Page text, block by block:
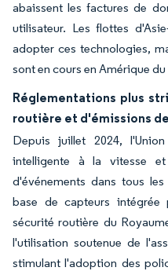
abaissent les factures de
utilisateur. Les flottes
adopter ces technologies,
sont en cours en Amérique
Réglementations plus
routière et d'émissions
Depuis juillet 2024,
intelligente à la vitesse
d'événements dans tous
base de capteurs intégrée
sécurité routière du
l'utilisation soutenue de
stimulant l'adoption des